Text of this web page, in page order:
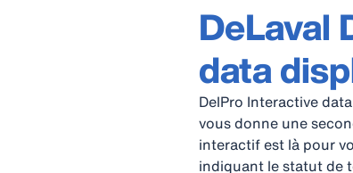
DeLaval
data
DelPro Interactive
vous donne une
interactif est là pour
indiquant le statut de